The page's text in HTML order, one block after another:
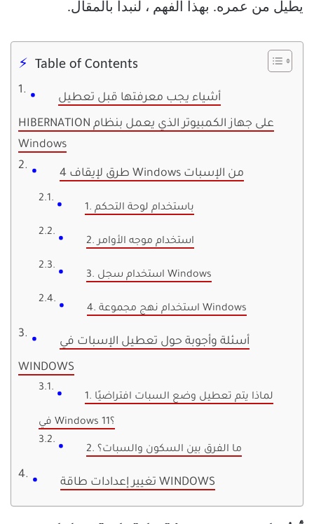
يطيل من عمره. بهذا الفهم ، لنبدأ بالمقال.
Table of Contents
أشياء يجب معرفتها قبل تعطيل
HIBERNATION على جهاز الكمبيوتر الذي يعمل بنظام
Windows
4 طرق لإيقاف Windows من الإسبات
1. باستخدام لوحة التحكم
2. استخدام موجه الأوامر
3. استخدام سجل Windows
4. استخدام نهج مجموعة Windows
أسئلة وأجوبة حول تعطيل الإسبات في
WINDOWS
1. لماذا يتم تعطيل وضع السبات افتراضيًا
في Windows 11؟
2. ما الفرق بين السكون والسبات؟
تغيير إعدادات طاقة WINDOWS